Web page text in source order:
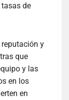
de
y
que
y las
en los
en